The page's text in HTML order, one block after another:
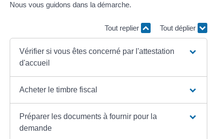
Nous vous guidons dans la démarche.
Tout replier Tout déplier
Vérifier si vous êtes concerné par l'attestation
d'accueil
Acheter le timbre fiscal
Préparer les documents à fournir pour la
demande